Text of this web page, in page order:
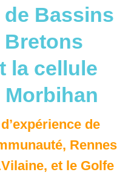
Bassins
Bretons
la cellule
Morbihan
de
Rennes
et le Golfe